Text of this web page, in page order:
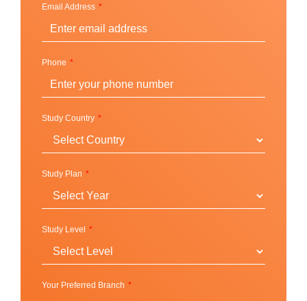
China
มหาวิทยาลัยที่เป็นพันธมิตร
United Kingdom:
Cardiff University
Leeds Beckett University
Royal Holloway, University of London
University of Aberdeen
University of Huddersfield
Email Address
Phone
Study Country
Study Plan
Study Level
Your Preferred Branch